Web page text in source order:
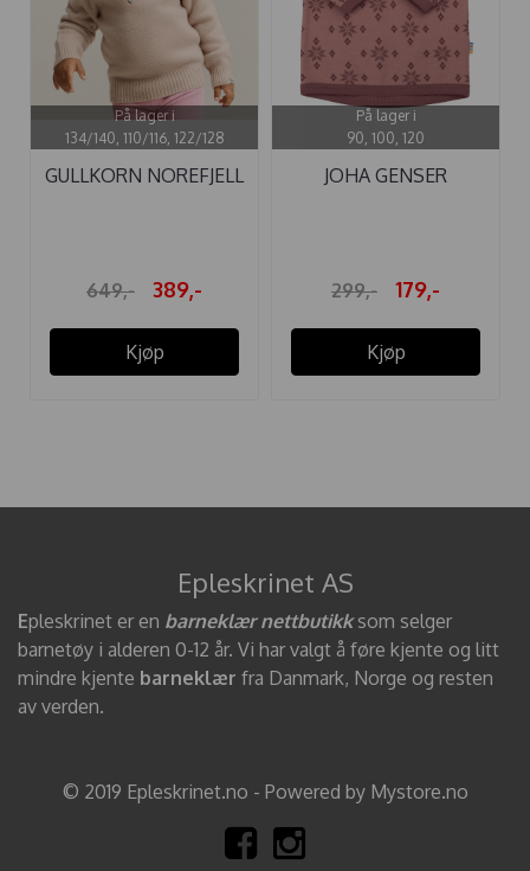
På lager i
134/140, 110/116, 122/128
GULLKORN NOREFJELL
649,- 389,-
Kjøp
På lager i
90, 100, 120
JOHA GENSER
299,- 179,-
Kjøp
Epleskrinet AS
Epleskrinet er en barneklær nettbutikksom selger
barnetøy i alderen 0-12 år. Vi har valgt å føre kjente og litt
mindre kjente barneklær fra Danmark, Norge og resten
av verden.
© 2019 Epleskrinet.no - Powered by Mystore.no